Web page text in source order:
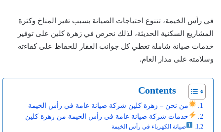
في رأس الخيمة، تتنوع احتياجات الصيانة بسبب تغير المناخ وكثرة
المشاريع السكنية الحديثة، لذلك نحرص في زهرة كلين على توفير
خدمات صيانة شاملة تغطي كل جوانب العقار للحفاظ على كفاءته
وسلامته على مدار العام.
Contents
من نحن – زهرة كلين شركة صيانة عامة في رأس الخيمة
خدمات شركة صيانة عامة في رأس الخيمة من زهرة كلين
صيانة الكهرباء في رأس الخيمة